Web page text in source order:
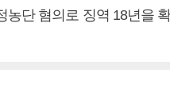
단 혐의로 징역 18년을